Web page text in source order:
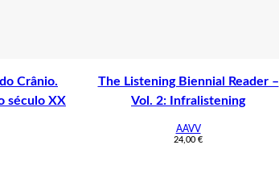
Crânio.
século XX
The Listening Biennial Reader –
Vol. 2: Infralistening
AAVV
24,00 €